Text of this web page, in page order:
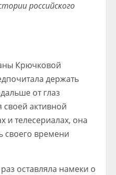
российского
Крючковой
держать
от глаз
активной
и телесериалах, она
своего времени
оставляла намеки о